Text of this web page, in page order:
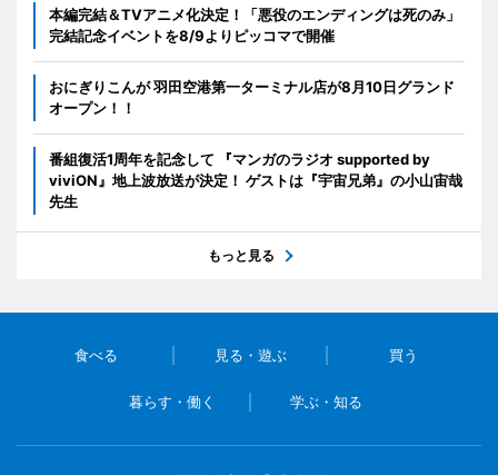
本編完結＆TVアニメ化決定！「悪役のエンディングは死のみ」
完結記念イベントを8/9よりピッコマで開催
おにぎりこんが 羽田空港第一ターミナル店が8月10日グランド
オープン！！
番組復活1周年を記念して 『マンガのラジオ supported by
viviON』地上波放送が決定！ ゲストは『宇宙兄弟』の小山宙哉
先生
もっと見る
食べる 見る・遊ぶ 買う
暮らす・働く 学ぶ・知る